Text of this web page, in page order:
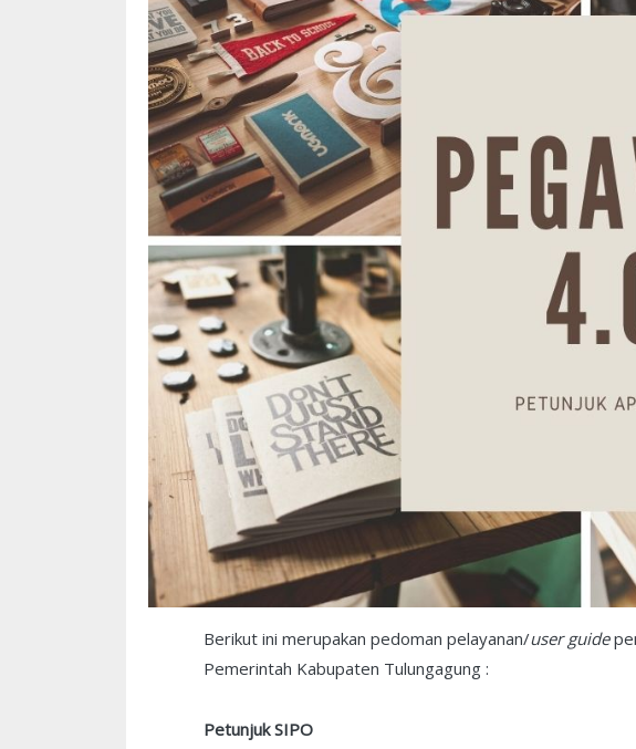
Berikut ini merupakan pedoman pelayanan/user guide
Pemerintah Kabupaten Tulungagung :
Petunjuk SIPO